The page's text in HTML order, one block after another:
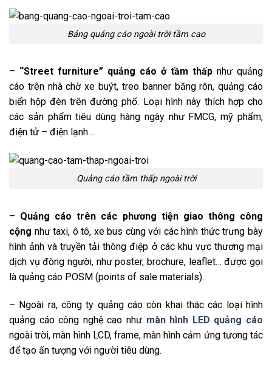
Bảng quảng cáo ngoài trời tầm cao
– “Street furniture” quảng cáo ở tầm thấp như quảng
cáo trên nhà chờ xe buýt, treo banner băng rôn, quảng cáo
biển hộp đèn trên đường phố. Loại hình này thích hợp cho
các sản phẩm tiêu dùng hàng ngày như FMCG, mỹ phẩm,
điện tử – điện lạnh…
Quảng cáo tầm thấp ngoài trời
– Quảng cáo trên các phương tiện giao thông công
cộng như taxi, ô tô, xe bus cùng với các hình thức trưng bày
hình ảnh và truyền tải thông điệp ở các khu vực thương mại
dịch vụ đông người, như poster, brochure, leaflet… được gọi
là quảng cáo POSM (points of sale materials).
– Ngoài ra, công ty quảng cáo còn khai thác các loại hình
quảng cáo công nghệ cao như màn hình LED quảng cáo
ngoài trời, màn hình LCD, frame, màn hình cảm ứng tương tác
để tạo ấn tượng với người tiêu dùng.